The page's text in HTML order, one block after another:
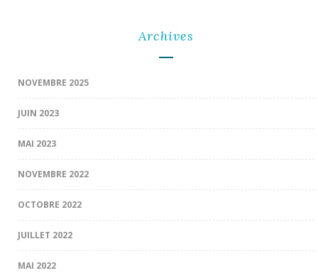
Archives
NOVEMBRE 2025
JUIN 2023
MAI 2023
NOVEMBRE 2022
OCTOBRE 2022
JUILLET 2022
MAI 2022